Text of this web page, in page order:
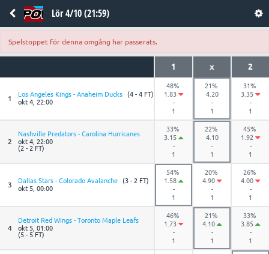
Lör 4/10 (21:59)
Spelstoppet för denna omgång har passerats.
1 x 2
1
Los Angeles Kings - Anaheim Ducks
okt 4, 22:00
(4 - 4 FT)
48%
1.83
-
1
21%
4.20
-
1
31%
3.35
-
1
2
Nashville Predators - Carolina Hurricanes
okt 4, 22:00
(2 - 2 FT)
33%
3.15
-
1
22%
4.10
-
1
45%
1.92
-
1
3
Dallas Stars - Colorado Avalanche
okt 5, 00:00
(3 - 2 FT)
54%
1.58
-
1
20%
4.90
-
1
26%
4.00
-
1
4
Detroit Red Wings - Toronto Maple Leafs
okt 5, 01:00
(5 - 5 FT)
46%
1.73
-
1
21%
4.10
-
1
33%
3.85
-
1